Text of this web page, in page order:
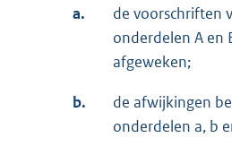
a.
de voorschriften
onderdelen A en
afgeweken;
b.
de afwijkingen
onderdelen a, b